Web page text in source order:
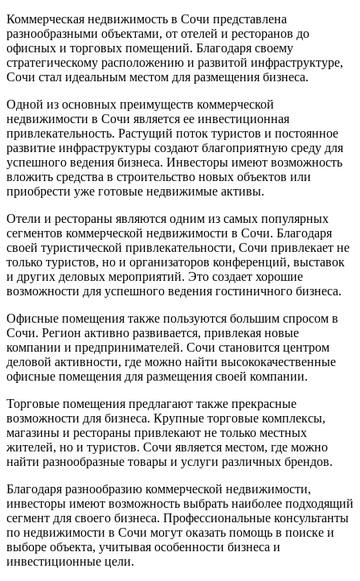
Коммерческая недвижимость в Сочи представлена
разнообразными объектами, от отелей и ресторанов до
офисных и торговых помещений. Благодаря своему
стратегическому расположению и развитой инфраструктуре,
Сочи стал идеальным местом для размещения бизнеса.
Одной из основных преимуществ коммерческой
недвижимости в Сочи является ее инвестиционная
привлекательность. Растущий поток туристов и постоянное
развитие инфраструктуры создают благоприятную среду для
успешного ведения бизнеса. Инвесторы имеют возможность
вложить средства в строительство новых объектов или
приобрести уже готовые недвижимые активы.
Отели и рестораны являются одним из самых популярных
сегментов коммерческой недвижимости в Сочи. Благодаря
своей туристической привлекательности, Сочи привлекает не
только туристов, но и организаторов конференций, выставок
и других деловых мероприятий. Это создает хорошие
возможности для успешного ведения гостиничного бизнеса.
Офисные помещения также пользуются большим спросом в
Сочи. Регион активно развивается, привлекая новые
компании и предпринимателей. Сочи становится центром
деловой активности, где можно найти высококачественные
офисные помещения для размещения своей компании.
Торговые помещения предлагают также прекрасные
возможности для бизнеса. Крупные торговые комплексы,
магазины и рестораны привлекают не только местных
жителей, но и туристов. Сочи является местом, где можно
найти разнообразные товары и услуги различных брендов.
Благодаря разнообразию коммерческой недвижимости,
инвесторы имеют возможность выбрать наиболее подходящий
сегмент для своего бизнеса. Профессиональные консультанты
по недвижимости в Сочи могут оказать помощь в поиске и
выборе объекта, учитывая особенности бизнеса и
инвестиционные цели.